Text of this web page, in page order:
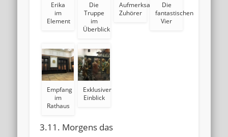
Erika
im
Element
Die
Truppe
im
Überblick
Aufmerksame
Zuhörer
Die
fantastischen
Vier
Empfang
im
Rathaus
Exklusiver
Einblick
3.11. Morgens das